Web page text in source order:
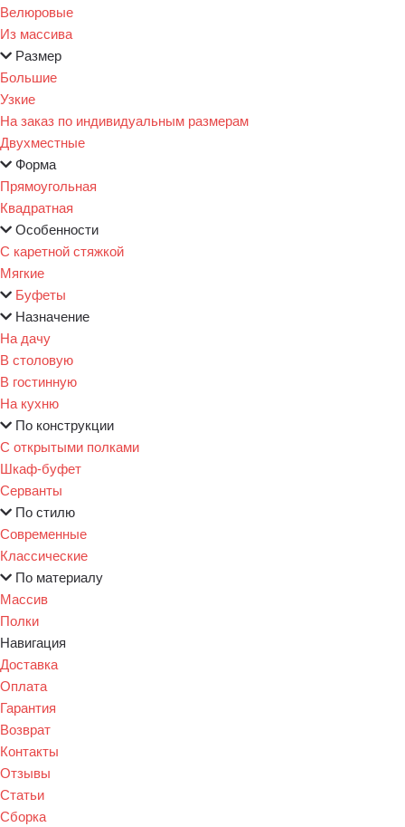
Велюровые
Из массива
Размер
Большие
Узкие
На заказ по индивидуальным размерам
Двухместные
Форма
Прямоугольная
Квадратная
Особенности
С каретной стяжкой
Мягкие
Буфеты
Назначение
На дачу
В столовую
В гостинную
На кухню
По конструкции
С открытыми полками
Шкаф-буфет
Серванты
По стилю
Современные
Классические
По материалу
Массив
Полки
Навигация
Доставка
Оплата
Гарантия
Возврат
Контакты
Отзывы
Статьи
Сборка